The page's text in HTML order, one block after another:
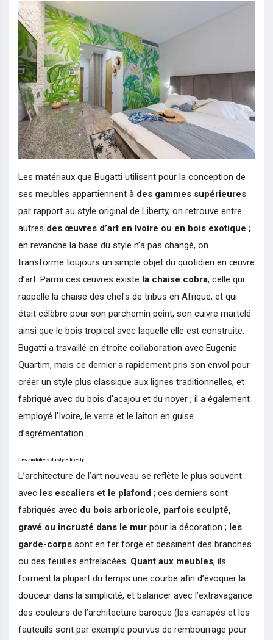
Les matériaux que Bugatti utilisent pour la conception de
ses meubles appartiennent à des gammes supérieures
par rapport au style original de Liberty, on retrouve entre
autres des œuvres d’art en Ivoire ou en bois exotique ;
en revanche la base du style n’a pas changé, on
transforme toujours un simple objet du quotidien en œuvre
d’art. Parmi ces œuvres existe la chaise cobra, celle qui
rappelle la chaise des chefs de tribus en Afrique, et qui
était célèbre pour son parchemin peint, son cuivre martelé
ainsi que le bois tropical avec laquelle elle est construite.
Bugatti a travaillé en étroite collaboration avec Eugenie
Quartim, mais ce dernier a rapidement pris son envol pour
créer un style plus classique aux lignes traditionnelles, et
fabriqué avec du bois d’acajou et du noyer ; il a également
employé l’Ivoire, le verre et le laiton en guise
d’agrémentation.
Les mobiliers du style liberty
L’architecture de l’art nouveau se reflète le plus souvent
avec les escaliers et le plafond ; ces derniers sont
fabriqués avec du bois arboricole, parfois sculpté,
gravé ou incrusté dans le mur pour la décoration ; les
garde-corps sont en fer forgé et dessinent des branches
ou des feuilles entrelacées. Quant aux meubles, ils
forment la plupart du temps une courbe afin d’évoquer la
douceur dans la simplicité, et balancer avec l’extravagance
des couleurs de l’architecture baroque (les canapés et les
fauteuils sont par exemple pourvus de rembourrage pour